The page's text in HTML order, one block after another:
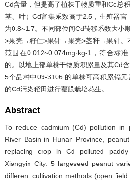
Cd含量，但提高了植株干物质重和Cd总
茎、叶）Cd富集系数高于2.5，生殖器官
为0.8~1.7。不同部位间Cd转移系数大
>果壳→籽仁>果针→果壳>茎秆→果针。
范围在0.012~0.074mg·kg-1，符合标
的。以地上部单株干物质积累量及其Cd
5个品种中09-3106 的单株可高积累镉
的Cd污染稻田进行覆膜栽培花生。
Abstract
To reduce cadmium (Cd) pollution in
River Basin in Hunan Province,
replacing crop in Cd polluted
Xiangyin City. 5 largeseed peanut
different cultivation methods (open